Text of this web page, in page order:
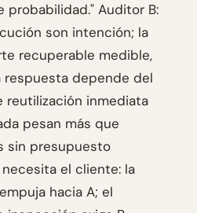
probabilidad." Auditor B:
son intención; la
recuperable medible,
respuesta depende del
inmediata
pesan más que
sin presupuesto
el cliente: la
hacia A; el